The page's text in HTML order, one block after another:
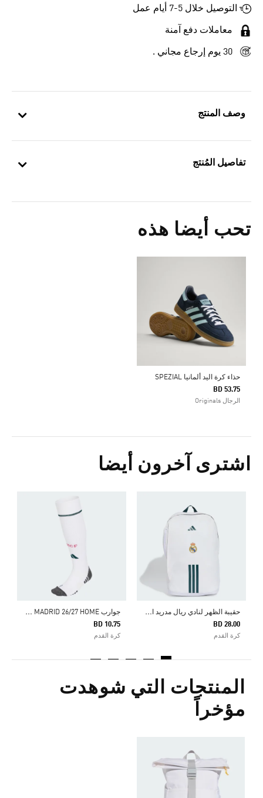
وصف المنتج
تفاصيل المُنتج
تحب أيضا هذه
حذاء كرة اليد ألمانيا SPEZIAL
BD 53.75
الرجال Originals
اشترى آخرون أيضا
ح
قيبة الظهر لنادي ريال مدريد الأساسي
BD 28.00
كرة القدم
ج
وارب REAL MADRID 26/27 HOME
BD 10.75
كرة القدم
المنتجات التي شوهدت
مؤخراً
التوصيل خلال 5-7 أيام عمل
معاملات دفع آمنة